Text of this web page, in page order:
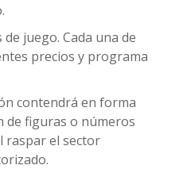
juego. Cada una de
precios y programa
contendrá en forma
de figuras o números
raspar el sector